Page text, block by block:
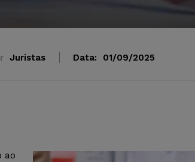
Juristas Data: 01/09/2025
ao